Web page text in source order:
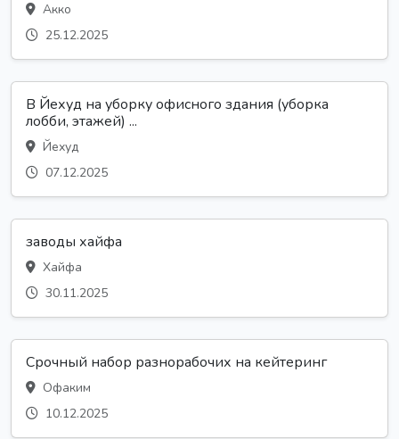
Акко
25.12.2025
В Йехуд на уборку офисного здания (уборка
лобби, этажей) ...
Йехуд
07.12.2025
заводы хайфа
Хайфа
30.11.2025
Срочный набор разнорабочих на кейтеринг
Офаким
10.12.2025